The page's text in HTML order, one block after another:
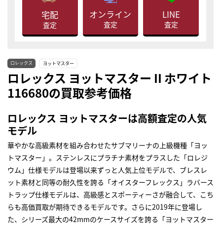
宅配
査定
オンライン
査定
LINE
査定
ロレックス ヨットマスター
ロレックス ヨットマスター II ホワイト
116680の買取参考価格
ロレックス ヨットマスターは高額査定の人気
モデル
華やかな高級素材を組み合わせたサブマリーナの上級機種「ヨッ
トマスター」。ステンレスにプラチナ素材をプラスした「ロレジ
ウム」仕様モデルは登場以来ずっと人気上位モデルで、ブレスレ
ット素材と同等の耐久性を誇る「オイスターフレックス」ラバース
トラップ仕様モデルは、高級感とスポーティーさが融合して、こち
らも高価買取が期待できるモデルです。さらに2019年に登場し
た、シリーズ最大の42mmのケースサイズを誇る「ヨットマスター